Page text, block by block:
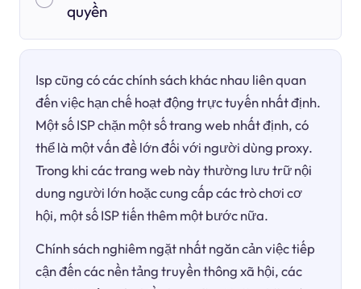
quyền
Isp cũng có các chính sách khác nhau liên quan
đến việc hạn chế hoạt động trực tuyến nhất định.
Một số ISP chặn một số trang web nhất định, có
thể là một vấn đề lớn đối với người dùng proxy.
Trong khi các trang web này thường lưu trữ nội
dung người lớn hoặc cung cấp các trò chơi cơ
hội, một số ISP tiến thêm một bước nữa.
Chính sách nghiêm ngặt nhất ngăn cản việc tiếp
cận đến các nền tảng truyền thông xã hội, các